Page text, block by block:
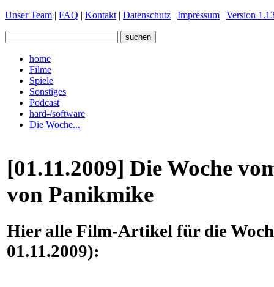
Unser Team | FAQ | Kontakt | Datenschutz | Impressum | Version
home
Filme
Spiele
Sonstiges
Podcast
hard-/software
Die Woche...
[01.11.2009] Die Woche
von Panikmike
Hier alle Film-Artikel für die
01.11.2009):